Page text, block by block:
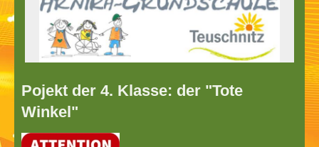
Pojekt der 4. Klasse: der "Tote
Winkel"